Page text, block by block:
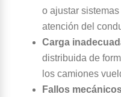
o ajustar
atención del
Carga
distribuida de
los camiones
Fallos